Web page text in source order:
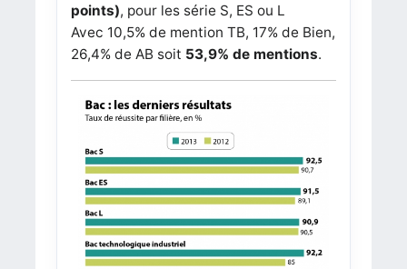
points), pour les série S, ES ou L
Avec 10,5% de mention TB, 17% de Bien,
26,4% de AB soit 53,9% de mentions.